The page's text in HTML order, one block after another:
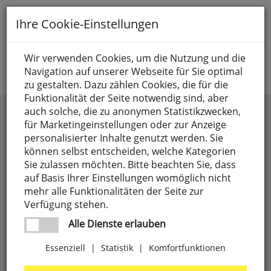
Toggle
Suche nach
Jetzt anmelden
Wand- & Deckenkanäle Brüstungskanäle
Ihre Cookie-Einstellungen
Wir verwenden Cookies, um die Nutzung und die
Navigation auf unserer Webseite für Sie optimal
zu gestalten. Dazu zählen Cookies, die für die
Funktionalität der Seite notwendig sind, aber
auch solche, die zu anonymen Statistikzwecken,
für Marketingeinstellungen oder zur Anzeige
personalisierter Inhalte genutzt werden. Sie
können selbst entscheiden, welche Kategorien
Sie zulassen möchten. Bitte beachten Sie, dass
auf Basis Ihrer Einstellungen womöglich nicht
mehr alle Funktionalitäten der Seite zur
Verfügung stehen.
Alle Dienste erlauben
Essenziell | Statistik | Komfortfunktionen